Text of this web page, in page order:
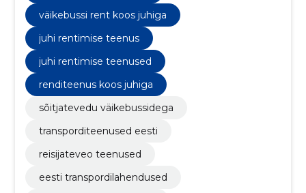
väikebussi rent koos juhiga
juhi rentimise teenus
juhi rentimise teenused
renditeenus koos juhiga
sõitjatevedu väikebussidega
transporditeenused eesti
reisijateveo teenused
eesti transpordilahendused